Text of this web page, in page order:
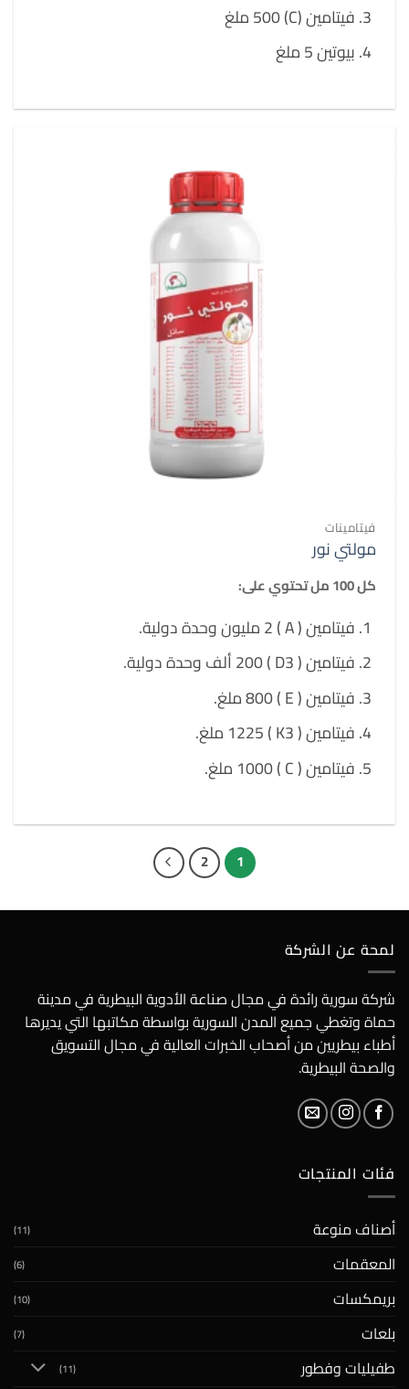
فيتامين (C) 500 ملغ
بيوتين 5 ملغ
فيتامينات
مولتي نور
كل 100 مل تحتوي على:
فيتامين ( A ) 2 مليون وحدة دولية.
فيتامين ( D3 ) 200 ألف وحدة دولية.
فيتامين ( E ) 800 ملغ.
فيتامين ( K3 ) 1225 ملغ.
فيتامين ( C ) 1000 ملغ.
1
2
لمحة عن الشركة
شركة سورية رائدة في مجال صناعة الأدوية البيطرية في مدينة
حماة وتغطي جميع المدن السورية بواسطة مكاتبها التي يديرها
أطباء بيطريين من أصحاب الخبرات العالية في مجال التسويق
والصحة البيطرية.
فئات المنتجات
أصناف منوعة (11)
المعقمات (6)
بريمكسات (10)
بلعات (7)
طفيليات وفطور (11)